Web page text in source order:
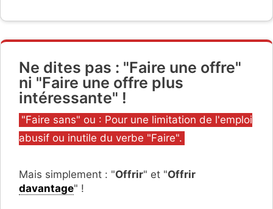
Ne dites pas : "Faire une offre"
ni "Faire une offre plus
intéressante" !
Catégories
"Faire sans" ou : Pour une limitation de l'emploi
abusif ou inutile du verbe "Faire".
Mais simplement : "Offrir" et "Offrir
davantage" !